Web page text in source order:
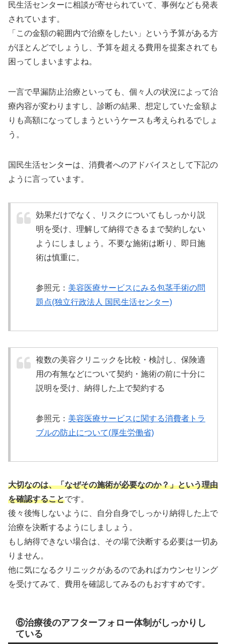
民生活センターに相談が寄せられていて、事例なども発表
されています。
「この金額の範囲内で治療をしたい」という予算がある方
がほとんどでしょうし、予算を超える費用を提案されても
困ってしまいますよね。
一言で早漏防止治療といっても、個々人の状況によって治
療内容が変わりますし、診断の結果、想定していた金額よ
りも高額になってしまうというケースも考えられるでしょ
う。
国民生活センターは、消費者へのアドバイスとして下記の
ように言っています。
効果だけでなく、リスクについてもしっかり説
明を受け、理解して納得できるまで契約しない
ようにしましょう。不要な施術は断り、即日施
術は慎重に。
参照元： 美容医療サービスにみる包茎手術の問
題点(独立行政法人 国民生活センター)
複数の美容クリニックを比較・検討し、保険適
用の有無などについて契約・施術の前に十分に
説明を受け、納得した上で契約する
参照元： 美容医療サービスに関する消費者トラ
ブルの防止について(厚生労働省)
大切なのは、「なぜその施術が必要なのか？」という理由
を確認することです。
後々後悔しないように、自分自身でしっかり納得した上で
治療を決断するようにしましょう。
もし納得できない場合は、その場で決断する必要は一切あ
りません。
他に気になるクリニックがあるのであればカウンセリング
を受けてみて、費用を確認してみるのもおすすめです。
⑥治療後のアフターフォロー体制がしっかりし
ている